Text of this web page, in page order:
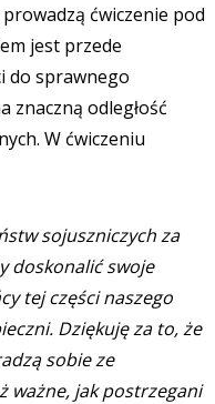
ćwiczenie pod
jest przede
do sprawnego
znaczną odległość
W ćwiczeniu
sojuszniczych za
doskonalić swoje
tej części naszego
Dziękuję za to, że
sobie ze
ważne, jak postrzegani